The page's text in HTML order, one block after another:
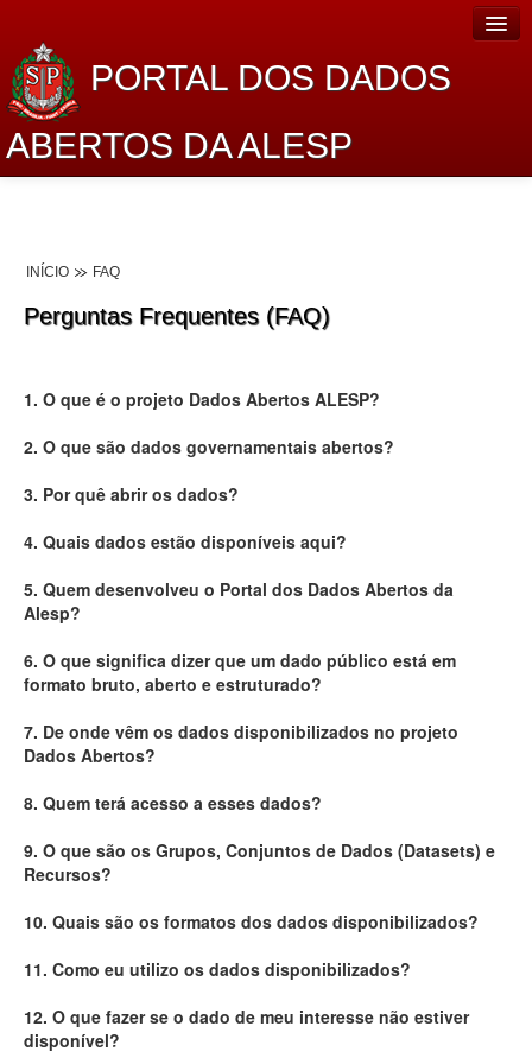
PORTAL DOS DADOS
ABERTOS DA ALESP
Lei de Acesso à Informação
Administração
Legislação
Perguntas frequentes
Contato
INÍCIO FAQ
Perguntas Frequentes (FAQ)
1. O que é o projeto Dados Abertos ALESP?
2. O que são dados governamentais abertos?
3. Por quê abrir os dados?
4. Quais dados estão disponíveis aqui?
5. Quem desenvolveu o Portal dos Dados Abertos da
Alesp?
6. O que significa dizer que um dado público está em
formato bruto, aberto e estruturado?
7. De onde vêm os dados disponibilizados no projeto
Dados Abertos?
8. Quem terá acesso a esses dados?
9. O que são os Grupos, Conjuntos de Dados (Datasets) e
Recursos?
10. Quais são os formatos dos dados disponibilizados?
11. Como eu utilizo os dados disponibilizados?
12. O que fazer se o dado de meu interesse não estiver
disponível?